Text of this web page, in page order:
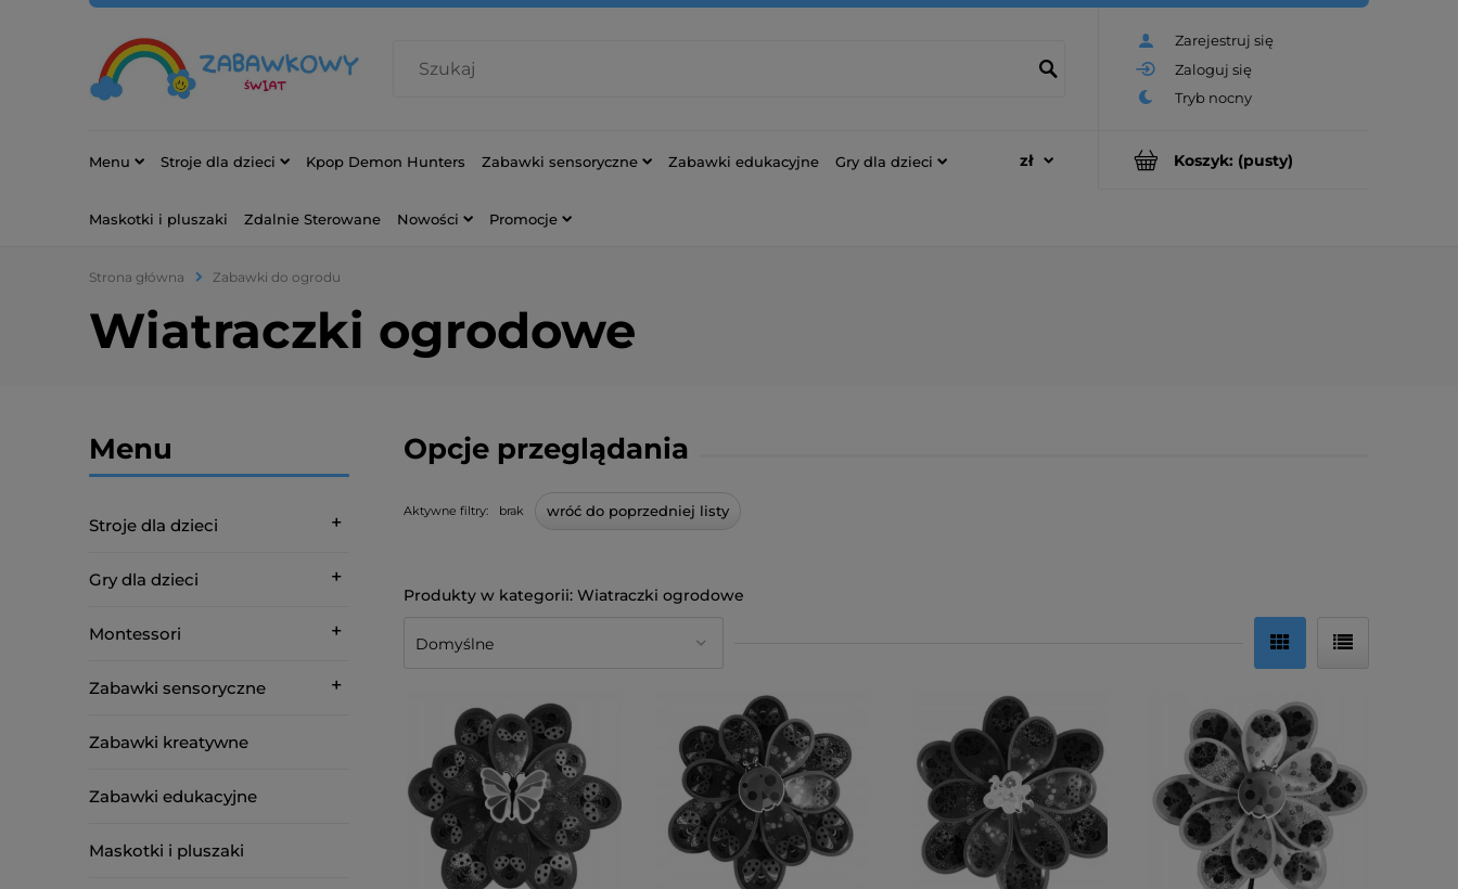
Zarejestruj się
Zaloguj się
Koszyk: (pusty)
Menu Stroje dla dzieci Kpop Demon Hunters Zabawki sensoryczne Zabawki edukacyjne Gry dla dzieci
Maskotki i pluszaki Zdalnie Sterowane Nowości Promocje
Strona główna Zabawki do ogrodu
Wiatraczki ogrodowe
Menu
Stroje dla dzieci
Gry dla dzieci
Montessori
Zabawki sensoryczne
Zabawki kreatywne
Zabawki edukacyjne
Maskotki i pluszaki
Opcje przeglądania
Aktywne filtry: brak wróć do poprzedniej listy
Wiatraczki ogrodowe